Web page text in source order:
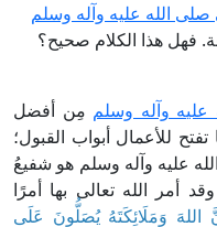
صلى الله عليه وآله وسلم
فهل هذا الكلام صحيح؟
عليه وآله وسلم مِن أفضل
تفتح للأعمال أبواب القبول؛
عليه وآله وسلم هو شفيعُ
أمر الله تعالى بها أمرًا
اللهَ وَمَلَائِكَتَهُ يُصَلُّونَ عَلَى